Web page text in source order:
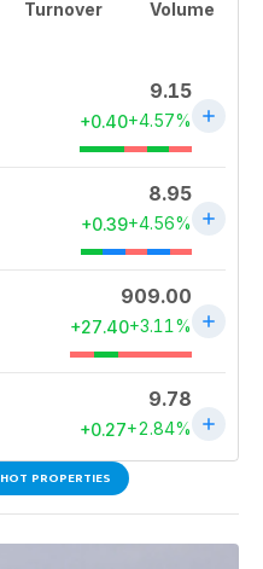
HOT PROPERTIES